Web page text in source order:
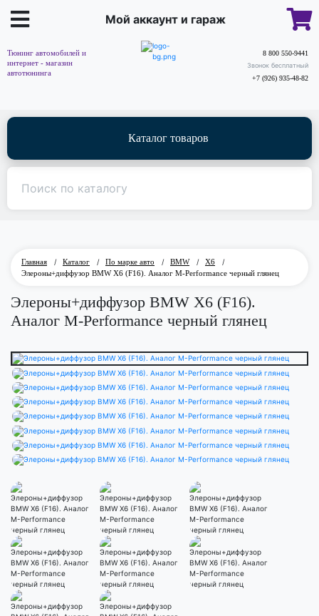
Мой аккаунт и гараж
Тюнинг автомобилей и
интернет - магазин
автотюнинга
8 800 550-9441
Звонок бесплатный
+7 (926) 935-48-82
Каталог товаров
Главная / Каталог / По марке авто / BMW / X6
/
Элероны+диффузор BMW X6 (F16). Аналог M-Performance черный глянец
Элероны+диффузор BMW X6 (F16).
Аналог M-Performance черный глянец